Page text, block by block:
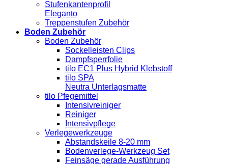
Stufenkantenprofil
Eleganto
Treppenstufen Zubehör
Boden Zubehör
Boden Zubehör
Sockelleisten Clips
Dampfsperrfolie
tilo EC1 Plus Hybrid Klebstoff
tilo SPA
Neutra Unterlagsmatte
tilo Pfegemittel
Intensivreiniger
Reiniger
Intensivpflege
Verlegewerkzeuge
Abstandskeile 8-20 mm
Bodenverlege-Werkzeug Set
Feinsäge gerade Ausführung